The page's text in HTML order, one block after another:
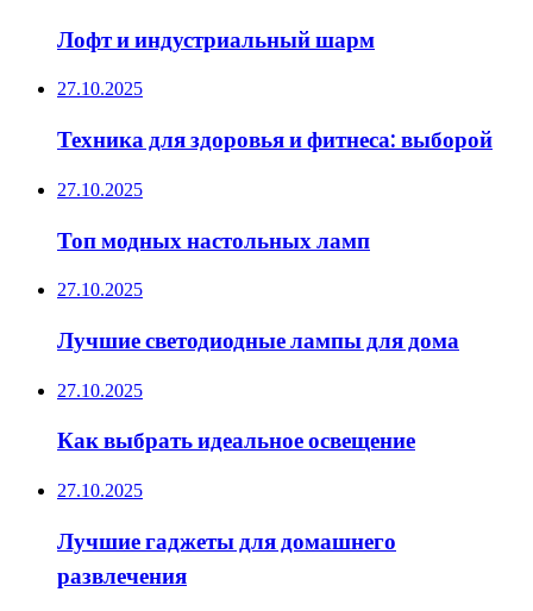
Лофт и индустриальный шарм
27.10.2025
Техника для здоровья и фитнеса: выборой
27.10.2025
Топ модных настольных ламп
27.10.2025
Лучшие светодиодные лампы для дома
27.10.2025
Как выбрать идеальное освещение
27.10.2025
Лучшие гаджеты для домашнего
развлечения